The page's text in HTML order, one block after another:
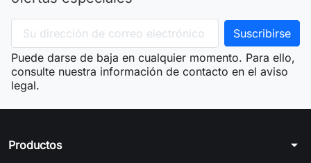
Puede darse de baja en cualquier momento. Para ello,
consulte nuestra información de contacto en el aviso
legal.
Productos arrow_drop_down